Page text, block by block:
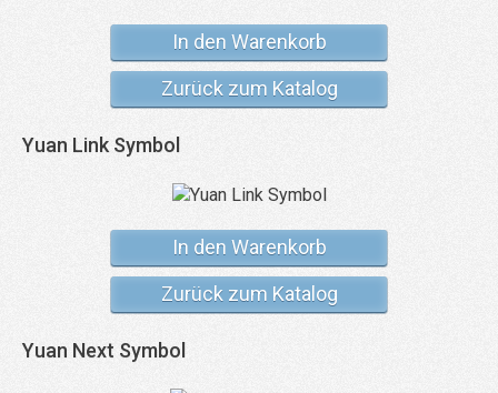
In den Warenkorb
Zurück zum Katalog
Yuan Link Symbol
In den Warenkorb
Zurück zum Katalog
Yuan Next Symbol